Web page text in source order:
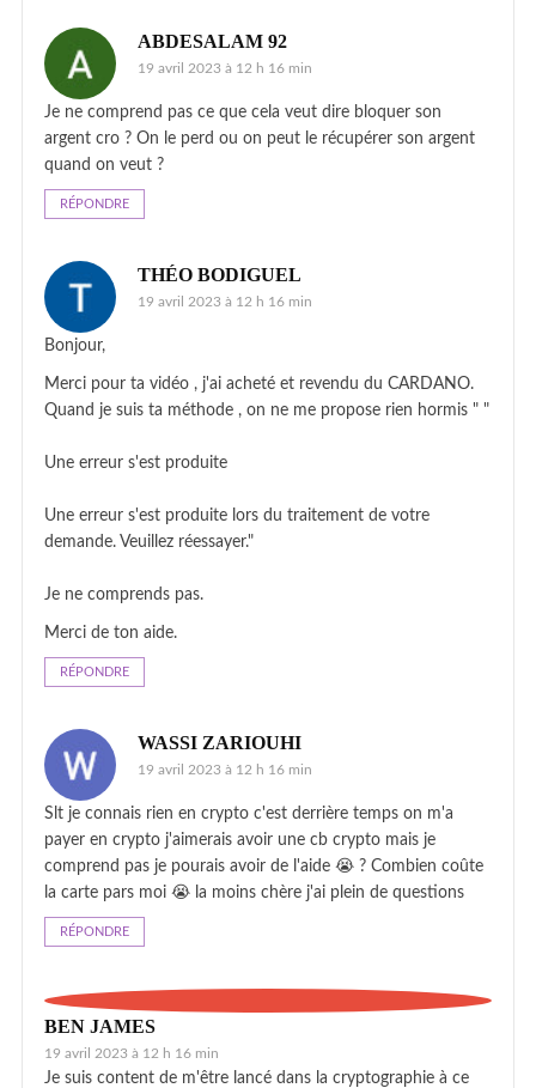
ABDESALAM 92
19 avril 2023 à 12 h 16 min
Je ne comprend pas ce que cela veut dire bloquer son
argent cro ? On le perd ou on peut le récupérer son argent
quand on veut ?
RÉPONDRE
THÉO BODIGUEL
19 avril 2023 à 12 h 16 min
Bonjour,
Merci pour ta vidéo , j'ai acheté et revendu du CARDANO.
Quand je suis ta méthode , on ne me propose rien hormis " "
Une erreur s'est produite
Une erreur s'est produite lors du traitement de votre
demande. Veuillez réessayer."
Je ne comprends pas.
Merci de ton aide.
RÉPONDRE
WASSI ZARIOUHI
19 avril 2023 à 12 h 16 min
Slt je connais rien en crypto c'est derrière temps on m'a
payer en crypto j'aimerais avoir une cb crypto mais je
comprend pas je pourais avoir de l'aide 😭 ? Combien coûte
la carte pars moi 😭 la moins chère j'ai plein de questions
RÉPONDRE
BEN JAMES
19 avril 2023 à 12 h 16 min
Je suis content de m'être lancé dans la cryptographie à ce